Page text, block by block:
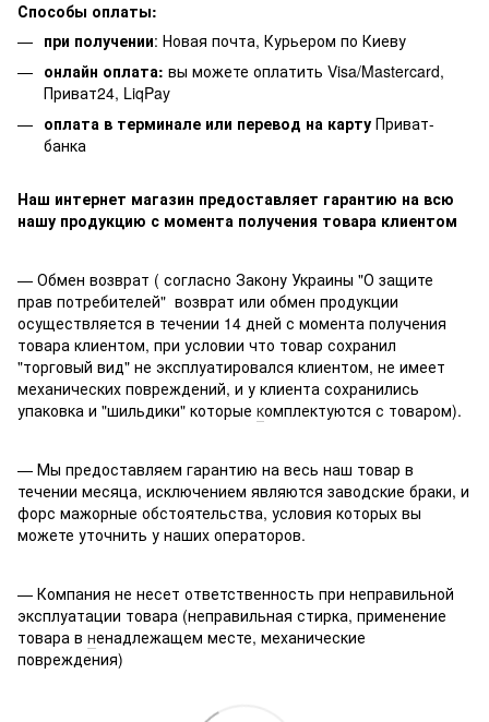
Способы оплаты:
при получении: Новая почта, Курьером по Киеву
онлайн оплата: вы можете оплатить Visa/Mastercard,
Приват24, LiqPay
оплата в терминале или перевод на карту Приват-
банка
Наш интернет магазин предоставляет гарантию на всю
нашу продукцию с момента получения товара клиентом
— Обмен возврат ( согласно Закону Украины "О защите
прав потребителей" возврат или обмен продукции
осуществляется в течении 14 дней с момента получения
товара клиентом, при условии что товар сохранил
"торговый вид" не эксплуатировался клиентом, не имеет
механических повреждений, и у клиента сохранились
упаковка и "шильдики" которые комплектуются с товаром).
— Мы предоставляем гарантию на весь наш товар в
течении месяца, исключением являются заводские браки, и
форс мажорные обстоятельства, условия которых вы
можете уточнить у наших операторов.
— Компания не несет ответственность при неправильной
эксплуатации товара (неправильная стирка, применение
товара в ненадлежащем месте, механические
повреждения)